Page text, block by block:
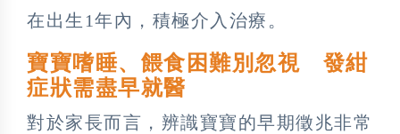
在出生1年內，積極介入治療。
寶寶嗜睡、餵食困難別忽視 發紺
症狀需盡早就醫
對於家長而言，辨識寶寶的早期徵兆非常